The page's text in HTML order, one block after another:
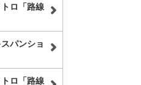
ロ「路線
パンショ
ロ「路線